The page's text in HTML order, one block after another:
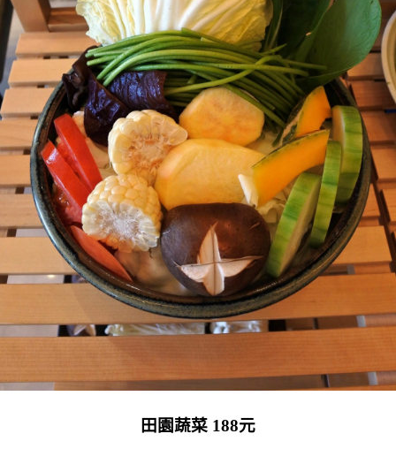
田園蔬菜 188元